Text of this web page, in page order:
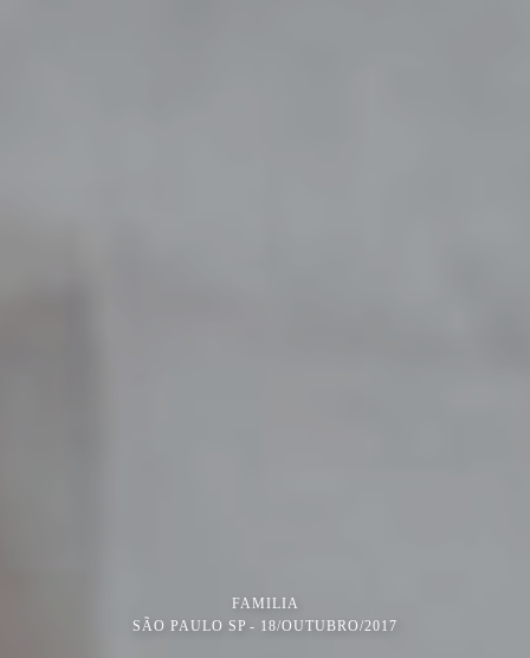
FAMILIA
SÃO PAULO SP
18/OUTUBRO/2017